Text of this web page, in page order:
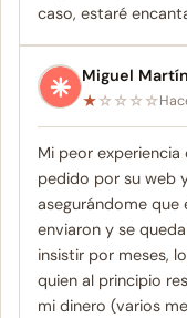
caso, estaré
Miguel
★☆☆☆☆
Mi peor
pedido por su web
asegurándome que
enviaron y se
insistir por meses,
quien al principio
mi dinero (varios